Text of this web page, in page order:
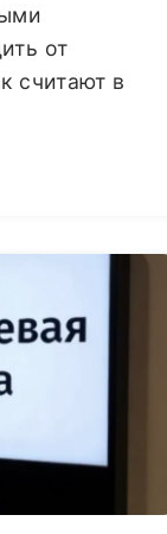
от
считают в